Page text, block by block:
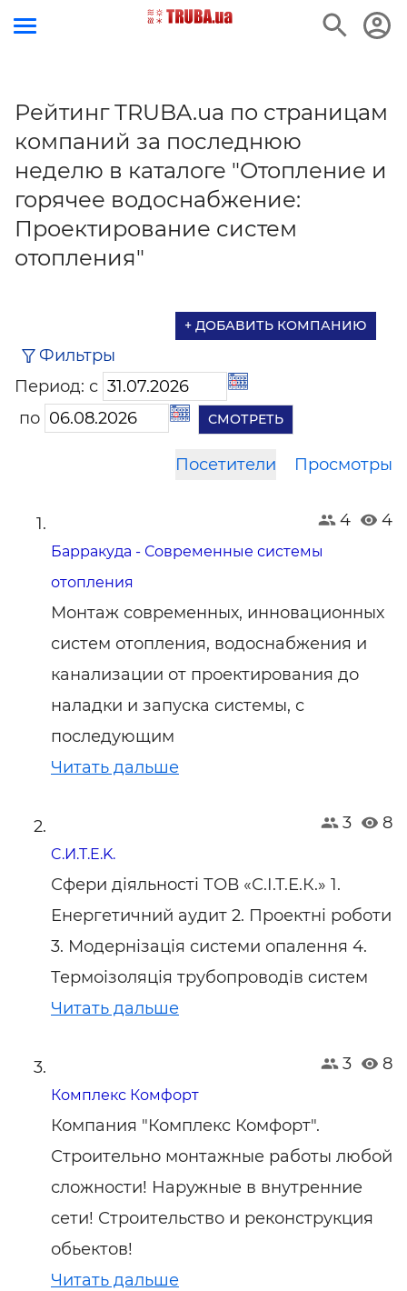
Рейтинг TRUBA.ua по страницам
компаний за последнюю
неделю в каталоге "Отопление и
горячее водоснабжение:
Проектирование систем
отопления"
+ ДОБАВИТЬ КОМПАНИЮ
Фильтры
Период: с
по
Посетители Просмотры
4 4
Барракуда - Современные системы
отопления
Монтаж современных, инновационных
систем отопления, водоснабжения и
канализации от проектирования до
наладки и запуска системы, с
последующим
Читать дальше
3 8
C.И.T.E.K.
Сфери діяльності ТОВ «С.І.Т.Е.К.» 1.
Енергетичний аудит 2. Проектні роботи
3. Модернізація системи опалення 4.
Термоізоляція трубопроводів систем
Читать дальше
3 8
Комплекс Комфорт
Компания "Комплекс Комфорт".
Строительно монтажные работы любой
сложности! Наружные в внутренние
сети! Строительство и реконструкция
обьектов!
Читать дальше